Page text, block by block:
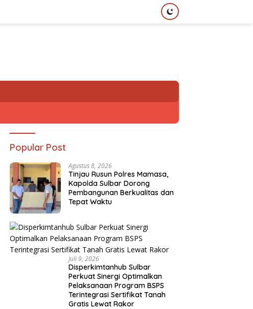
Popular Post
Agustus 8, 2026
Tinjau Rusun Polres Mamasa,
Kapolda Sulbar Dorong
Pembangunan Berkualitas dan
Tepat Waktu
Juli 9, 2026
Disperkimtanhub Sulbar
Perkuat Sinergi Optimalkan
Pelaksanaan Program BSPS
Terintegrasi Sertifikat Tanah
Gratis Lewat Rakor